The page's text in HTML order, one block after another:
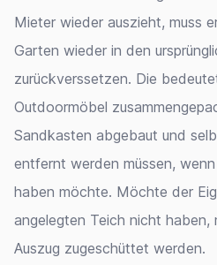
Mieter wieder auszieht, muss
Garten wieder in den
zurückverssetzen. Die
Outdoormöbel
Sandkasten abgebaut und
entfernt werden müssen,
haben möchte. Möchte der
angelegten Teich nicht haben,
Auszug zugeschüttet werden.